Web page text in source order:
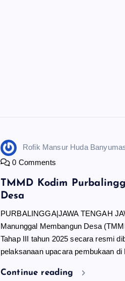
Rofik Mansur Huda
0 Comments
TMMD Kodim
Desa
PURBALINGGA|JAWA TENGAH
Manunggal Membangun Desa
Tahap III tahun 2025 secara resmi
pelaksanaan upacara pembukaan
Continue reading